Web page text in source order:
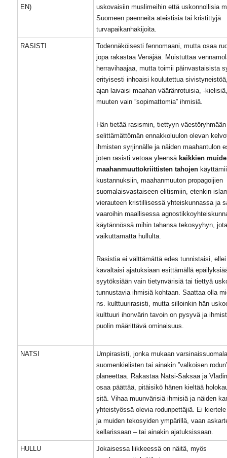
EN)
uskovaisiin muslimeihin että uskonnollisia
Suomeen paenneita ateistisia tai kristittyjä
turvapaikanhakijoita.
RASISTI
Todennäköisesti fennomaani, mutta osaa
jopa rakastaa Venäjää. Muistuttaa
herravihaajaa, mutta toimii päinvastaisista
erityisesti inhoaisi koulutettua
ajan laivaisi maahan vääränrotuisia, -
muuten vain ”sopimattomia” ihmisiä.
Hän tietää rasismin, tiettyyn
selittämättömän ennakkoluulon olevan
ihmisten syrjinnälle ja näiden maahantulon
joten rasisti vetoaa yleensä kaikkien
maahanmuuttokriittisten tahojen
kustannuksiin, maahanmuuton propagoijien
suomalaisvastaiseen elitismiin, etenkin
vierauteen kristillisessä yhteiskunnassa ja
vaaroihin maallisessa
käytännössä mihin tahansa tekosyyhyn,
vaikuttamatta hullulta.
Rasistia ei välttämättä edes tunnistaisi,
kavaltaisi ajatuksiaan esittämällä
syytöksiään vain tietynvärisiä tai tiettyä
tunnustavia ihmisiä kohtaan. Saattaa olla
ns. kulttuurirasisti, mutta silloinkin hän
kulttuuri ihonvärin tavoin on pysyvä ja
puolin määrittävä ominaisuus.
NATSI
Umpirasisti, jonka mukaan
suomenkielisten tai ainakin ”valkoisen
planeettaa. Rakastaa Natsi-Saksaa ja
osaa päättää, pitäisikö hänen kieltää
sitä. Vihaa muunvärisiä ihmisiä ja näiden
yhteistyössä olevia rodunpettäjiä. Ei
ja muiden tekosyiden ympärillä, vaan
kellarissaan – tai ainakin ajatuksissaan.
HULLU
Jokaisessa liikkeessä on näitä, myös